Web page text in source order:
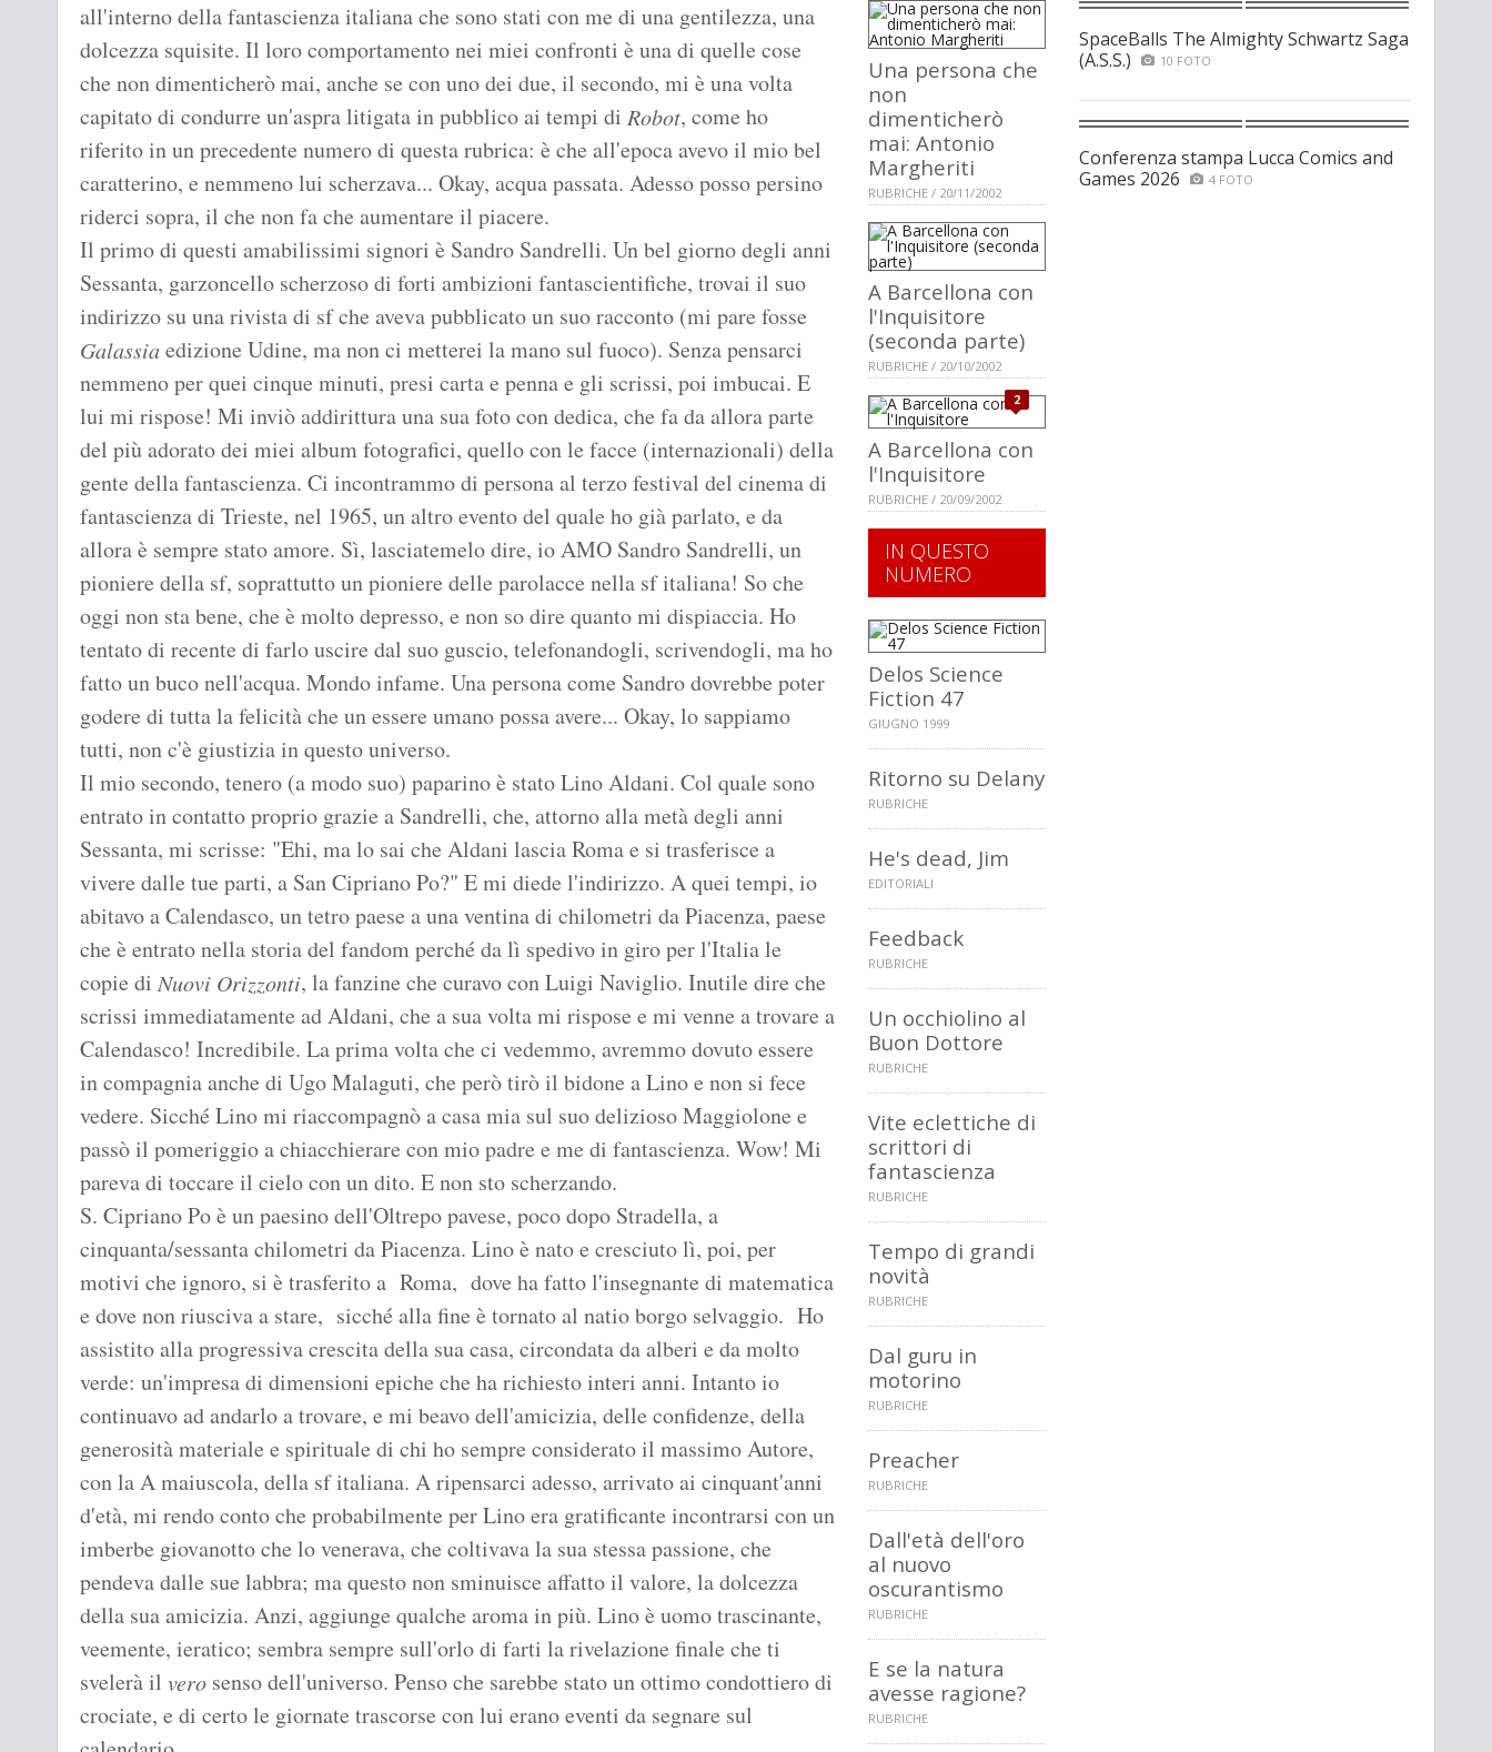
all'interno della fantascienza italiana che sono stati con me di una gentilezza, una
dolcezza squisite. Il loro comportamento nei miei confronti è una di quelle cose
che non dimenticherò mai, anche se con uno dei due, il secondo, mi è una volta
capitato di condurre un'aspra litigata in pubblico ai tempi di Robot, come ho
riferito in un precedente numero di questa rubrica: è che all'epoca avevo il mio bel
caratterino, e nemmeno lui scherzava... Okay, acqua passata. Adesso posso persino
riderci sopra, il che non fa che aumentare il piacere.
Il primo di questi amabilissimi signori è Sandro Sandrelli. Un bel giorno degli anni
Sessanta, garzoncello scherzoso di forti ambizioni fantascientifiche, trovai il suo
indirizzo su una rivista di sf che aveva pubblicato un suo racconto (mi pare fosse
Galassiaedizione Udine, ma non ci metterei la mano sul fuoco). Senza pensarci
nemmeno per quei cinque minuti, presi carta e penna e gli scrissi, poi imbucai. E
lui mi rispose! Mi inviò addirittura una sua foto con dedica, che fa da allora parte
del più adorato dei miei album fotografici, quello con le facce (internazionali) della
gente della fantascienza. Ci incontrammo di persona al terzo festival del cinema di
fantascienza di Trieste, nel 1965, un altro evento del quale ho già parlato, e da
allora è sempre stato amore. Sì, lasciatemelo dire, io AMO Sandro Sandrelli, un
pioniere della sf, soprattutto un pioniere delle parolacce nella sf italiana! So che
oggi non sta bene, che è molto depresso, e non so dire quanto mi dispiaccia. Ho
tentato di recente di farlo uscire dal suo guscio, telefonandogli, scrivendogli, ma ho
fatto un buco nell'acqua. Mondo infame. Una persona come Sandro dovrebbe poter
godere di tutta la felicità che un essere umano possa avere... Okay, lo sappiamo
tutti, non c'è giustizia in questo universo.
Il mio secondo, tenero (a modo suo) paparino è stato Lino Aldani. Col quale sono
entrato in contatto proprio grazie a Sandrelli, che, attorno alla metà degli anni
Sessanta, mi scrisse: "Ehi, ma lo sai che Aldani lascia Roma e si trasferisce a
vivere dalle tue parti, a San Cipriano Po?" E mi diede l'indirizzo. A quei tempi, io
abitavo a Calendasco, un tetro paese a una ventina di chilometri da Piacenza, paese
che è entrato nella storia del fandom perché da lì spedivo in giro per l'Italia le
copie di Nuovi Orizzonti, la fanzine che curavo con Luigi Naviglio. Inutile dire che
scrissi immediatamente ad Aldani, che a sua volta mi rispose e mi venne a trovare a
Calendasco! Incredibile. La prima volta che ci vedemmo, avremmo dovuto essere
in compagnia anche di Ugo Malaguti, che però tirò il bidone a Lino e non si fece
vedere. Sicché Lino mi riaccompagnò a casa mia sul suo delizioso Maggiolone e
passò il pomeriggio a chiacchierare con mio padre e me di fantascienza. Wow! Mi
pareva di toccare il cielo con un dito. E non sto scherzando.
S. Cipriano Po è un paesino dell'Oltrepo pavese, poco dopo Stradella, a
cinquanta/sessanta chilometri da Piacenza. Lino è nato e cresciuto lì, poi, per
motivi che ignoro, si è trasferito a Roma, dove ha fatto l'insegnante di matematica
e dove non riusciva a stare, sicché alla fine è tornato al natio borgo selvaggio. Ho
assistito alla progressiva crescita della sua casa, circondata da alberi e da molto
verde: un'impresa di dimensioni epiche che ha richiesto interi anni. Intanto io
continuavo ad andarlo a trovare, e mi beavo dell'amicizia, delle confidenze, della
generosità materiale e spirituale di chi ho sempre considerato il massimo Autore,
con la A maiuscola, della sf italiana. A ripensarci adesso, arrivato ai cinquant'anni
d'età, mi rendo conto che probabilmente per Lino era gratificante incontrarsi con un
imberbe giovanotto che lo venerava, che coltivava la sua stessa passione, che
pendeva dalle sue labbra; ma questo non sminuisce affatto il valore, la dolcezza
della sua amicizia. Anzi, aggiunge qualche aroma in più. Lino è uomo trascinante,
veemente, ieratico; sembra sempre sull'orlo di farti la rivelazione finale che ti
svelerà il vero senso dell'universo. Penso che sarebbe stato un ottimo condottiero di
crociate, e di certo le giornate trascorse con lui erano eventi da segnare sul
Una persona che
non
dimenticherò
mai: Antonio
Margheriti
RUBRICHE / 20/11/2002
A Barcellona con
l'Inquisitore
(seconda parte)
RUBRICHE / 20/10/2002
2
A Barcellona con
l'Inquisitore
RUBRICHE / 20/09/2002
IN QUESTO
NUMERO
Delos Science
Fiction 47
GIUGNO 1999
Ritorno su Delany
RUBRICHE
He's dead, Jim
EDITORIALI
Feedback
RUBRICHE
Un occhiolino al
Buon Dottore
RUBRICHE
Vite eclettiche di
scrittori di
fantascienza
RUBRICHE
Tempo di grandi
novità
RUBRICHE
Dal guru in
motorino
RUBRICHE
Preacher
RUBRICHE
Dall'età dell'oro
al nuovo
oscurantismo
RUBRICHE
E se la natura
avesse ragione?
RUBRICHE
SpaceBalls The Almighty Schwartz Saga
(A.S.S.)
10 FOTO
Conferenza stampa Lucca Comics and
Games 2026
4 FOTO